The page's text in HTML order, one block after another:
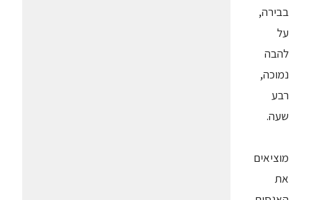
בבירה,
על
להבה
נמוכה,
רבע
שעה.
מוציאים
את